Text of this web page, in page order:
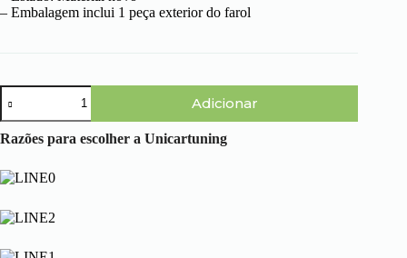
– Embalagem inclui 1 peça exterior do farol
Quantidade
de
BMW
Serie
E46
Cabrio
03)
Exterior
Adicionar
Razões para escolher a Unicartuning